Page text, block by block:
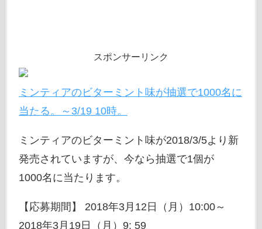
スポンサーリンク
ミンティアのビターミント味が抽選で1000名に
当たる。～3/19 10時。
ミンティアのビターミント味が2018/3/5より新
発売されていますが、今なら抽選で1個が
1000名に当たります。
【応募期間】 2018年3月12日（月）10:00～
2018年3月19日（月）9: 59